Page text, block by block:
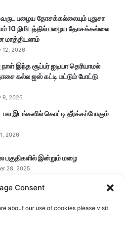
Consent
about our use of cookies please visit
பழைய தோசக்கல்லையும் புதுசா
10 நிமிடத்தில் பழைய தோசக்கல்லை
மாத்திடலாம்
12, 2026
இந்த சூப்பர் ஐடியா தெரியாமல்
கல்ல ஐஸ் கட்டி மட்டும் போட்டு
9, 2026
பல இடங்களில் கொட்டி தீர்க்கப்போகும்
2026
பகுதிகளில் இன்றும் மழை
28, 2025
More